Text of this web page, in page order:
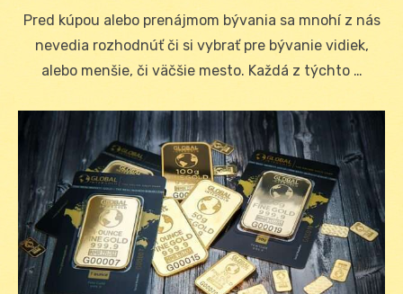
Pred kúpou alebo prenájmom bývania sa mnohí z nás
nevedia rozhodnúť či si vybrať pre bývanie vidiek,
alebo menšie, či väčšie mesto. Každá z týchto …